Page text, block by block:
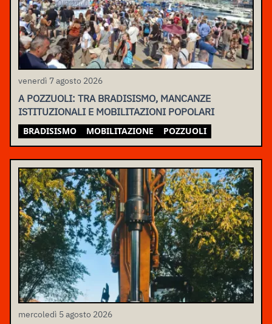
venerdì 7 agosto 2026
A POZZUOLI: TRA BRADISISMO, MANCANZE
ISTITUZIONALI E MOBILITAZIONI POPOLARI
BRADISISMO MOBILITAZIONE POZZUOLI
mercoledì 5 agosto 2026